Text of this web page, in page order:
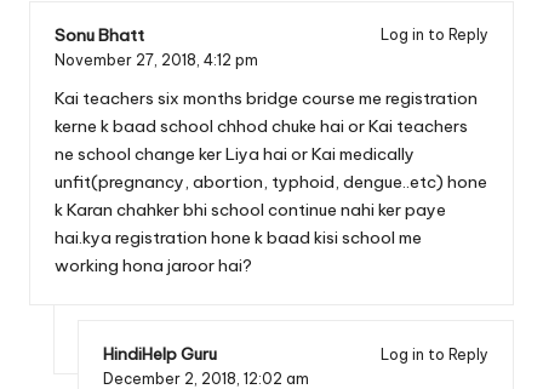
Sonu Bhatt
Log in to Reply
November 27, 2018, 4:12 pm
Kai teachers six months bridge course me registration
kerne k baad school chhod chuke hai or Kai teachers
ne school change ker Liya hai or Kai medically
unfit(pregnancy, abortion, typhoid, dengue..etc) hone
k Karan chahker bhi school continue nahi ker paye
hai.kya registration hone k baad kisi school me
working hona jaroor hai?
HindiHelp Guru
Log in to Reply
December 2, 2018, 12:02 am